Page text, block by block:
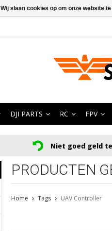
DJI PARTS RC FPV
Niet goed geld
PRODUCTEN
Home Tags UAV Controller
Wij slaan cookies op om onze website